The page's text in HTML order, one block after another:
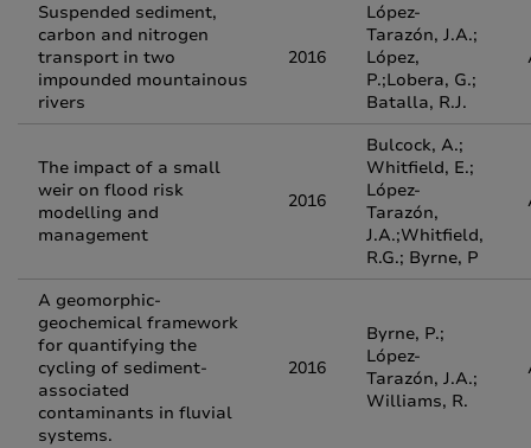
Suspended sediment,
carbon and nitrogen
transport in two
impounded mountainous
rivers
2016
López-
Tarazón, J.A.;
López,
P.;Lobera, G.;
Batalla, R.J.
The impact of a small
weir on flood risk
modelling and
management
2016
Bulcock, A.;
Whitfield, E.;
López-
Tarazón,
J.A.;Whitfield,
R.G.; Byrne, P
A geomorphic-
geochemical framework
for quantifying the
cycling of sediment-
associated
contaminants in fluvial
systems.
2016
Byrne, P.;
López-
Tarazón, J.A.;
Williams, R.